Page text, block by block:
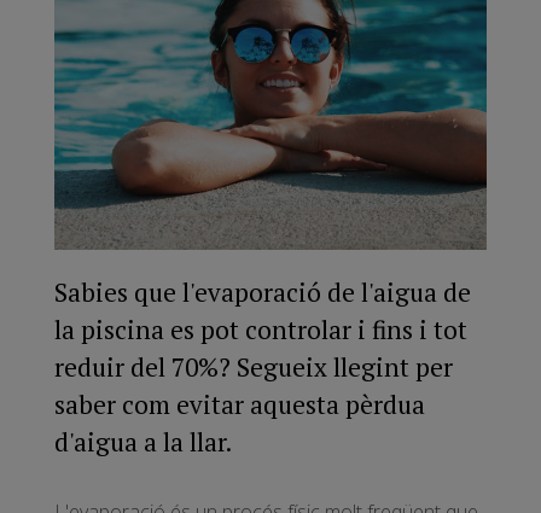
Sabies que l'evaporació de l'aigua de
la piscina es pot controlar i fins i tot
reduir del 70%? Segueix llegint per
saber com evitar aquesta pèrdua
d'aigua a la llar.